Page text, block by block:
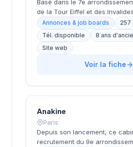
Basé dans le 7e
de la Tour Eiffel et des
recrutement bénéficie d'une
prestigieuse au cœur de la
rue de Bellechasse, il
entreprises dans leurs
approche personnalisée. La
une excellente réputation
prestations de conseil en
Annonces & job boards
257
Tél. disponible
8 ans
Site web
Voir la fiche
Anakine
Paris
Depuis son lancement, ce
recrutement du 9e